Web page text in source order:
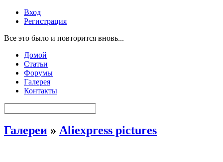
Вход
Регистрация
Все это было и повторится вновь...
Домой
Статьи
Форумы
Галерея
Контакты
Галереи » Aliexpress pictures